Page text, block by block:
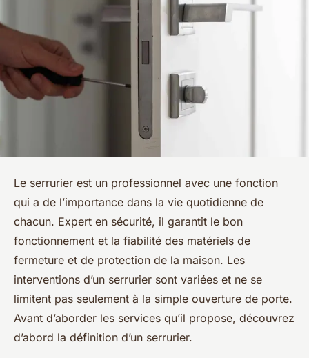
Le serrurier est un professionnel avec une fonction
qui a de l’importance dans la vie quotidienne de
chacun. Expert en sécurité, il garantit le bon
fonctionnement et la fiabilité des matériels de
fermeture et de protection de la maison. Les
interventions d’un serrurier sont variées et ne se
limitent pas seulement à la simple ouverture de porte.
Avant d’aborder les services qu’il propose, découvrez
d’abord la définition d’un serrurier.